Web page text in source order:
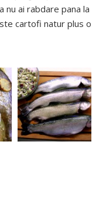
nu ai rabdare pana la
cartofi natur plus o